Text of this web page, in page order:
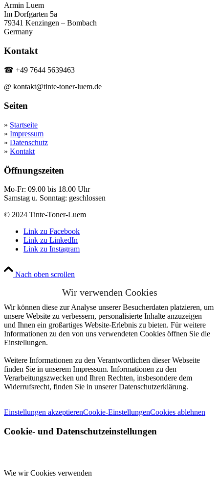
Armin Luem
Im Dorfgarten 5a
79341 Kenzingen – Bombach
Germany
Kontakt
☎ +49 7644 5639463
@ kontakt@tinte-toner-luem.de
Seiten
» Startseite
» Impressum
» Datenschutz
» Kontakt
Öffnungszeiten
Mo-Fr: 09.00 bis 18.00 Uhr
Samstag u. Sonntag: geschlossen
© 2024 Tinte-Toner-Luem
Link zu Facebook
Link zu LinkedIn
Link zu Instagram
Nach oben scrollen
Wir verwenden Cookies
Wir können diese zur Analyse unserer Besucherdaten platzieren, um
unsere Website zu verbessern, personalisierte Inhalte anzuzeigen
und Ihnen ein großartiges Website-Erlebnis zu bieten. Für weitere
Informationen zu den von uns verwendeten Cookies öffnen Sie die
Einstellungen.
Weitere Informationen zu den Verantwortlichen dieser Webseite
finden Sie in unserem Impressum. Informationen zu den
Verarbeitungszwecken und Ihren Rechten, insbesondere dem
Widerrufsrecht, finden Sie in unserer Datenschutzerklärung.
Einstellungen akzeptierenCookie-EinstellungenCookies ablehnen
Cookie- und Datenschutzeinstellungen
Wie wir Cookies verwenden